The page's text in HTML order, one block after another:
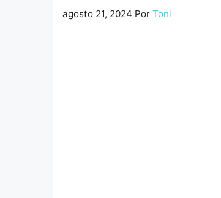
agosto 21, 2024 Por Toni